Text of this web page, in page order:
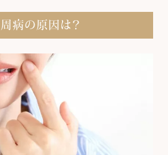
病の原因は？